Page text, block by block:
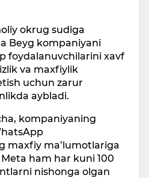
okrug sudiga
Beyg kompaniyani
foydalanuvchilarini xavf
va maxfiylik
uchun zarur
aybladi.
kompaniyaning
maxfiy ma’lumotlariga
ham har kuni 100
nishonga olgan